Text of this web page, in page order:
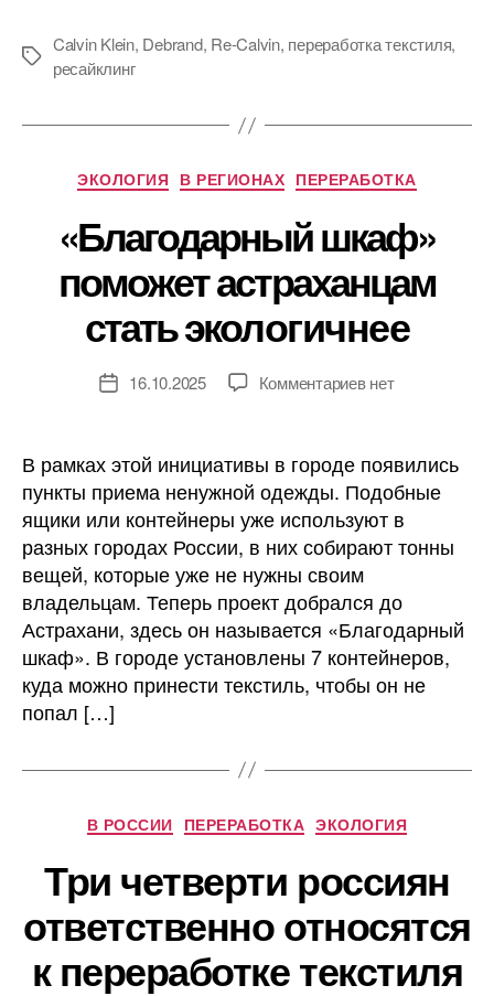
Метки
Calvin Klein, Debrand, Re-Calvin, переработка текстиля,
ресайклинг
Рубрики
ЭКОЛОГИЯ В РЕГИОНАХ ПЕРЕРАБОТКА
«Благодарный шкаф»
поможет астраханцам
стать экологичнее
Дата16.10.2025 Комментариевк
поможет
астраханцам
стать
экологичнее
нет
В рамках этой инициативы в городе появились
пункты приема ненужной одежды. Подобные
ящики или контейнеры уже используют в
разных городах России, в них собирают тонны
вещей, которые уже не нужны своим
владельцам. Теперь проект добрался до
Астрахани, здесь он называется «Благодарный
шкаф». В городе установлены 7 контейнеров,
куда можно принести текстиль, чтобы он не
попал […]
Рубрики
В РОССИИ ПЕРЕРАБОТКА ЭКОЛОГИЯ
Три четверти россиян
ответственно относятся
к переработке текстиля